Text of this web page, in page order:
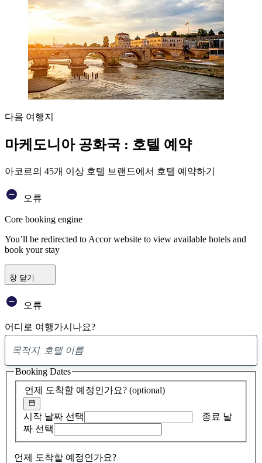
다음 여행지
마케도니아 공화국 : 호텔 예약
아코르의 45개 이상 호텔 브랜드에서 호텔 예약하기
오류
Core booking engine
You’ll be redirected to Accor website to view available hotels and
book your stay
창 닫기
오류
어디로 여행가시나요?
제
안
발
견
언제 도착할 예정인가요? (optional)
시작 날짜 선택
종료 날
짜 선택
언제 도착할 예정인가요?
Booking Dates